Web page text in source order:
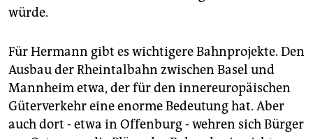
würde.
Für Hermann gibt es wichtigere Bahnprojekte. Den
Ausbau der Rheintalbahn zwischen Basel und
Mannheim etwa, der für den innereuropäischen
Güterverkehr eine enorme Bedeutung hat. Aber
auch dort - etwa in Offenburg - wehren sich Bürger